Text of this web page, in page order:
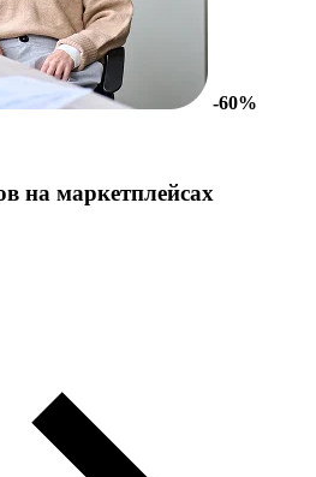
-60%
на маркетплейсах